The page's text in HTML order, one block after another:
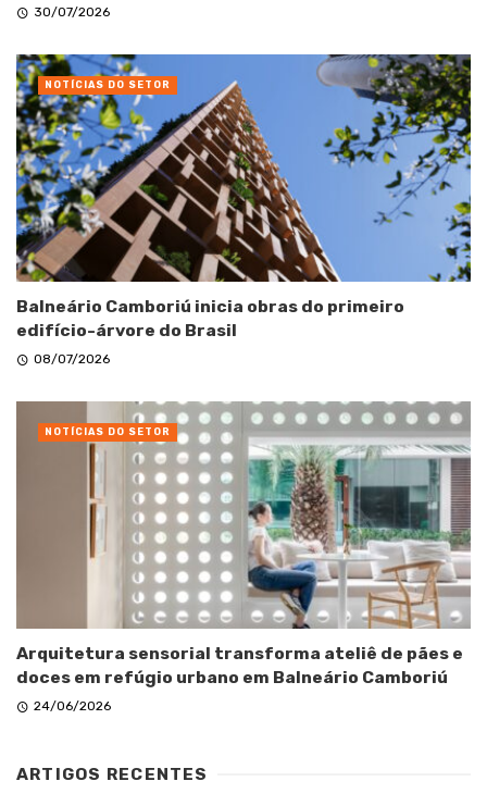
30/07/2026
Balneário Camboriú inicia obras do primeiro
edifício-árvore do Brasil
08/07/2026
NOTÍCIAS DO SETOR
Arquitetura sensorial transforma ateliê de pães e
doces em refúgio urbano em Balneário Camboriú
24/06/2026
NOTÍCIAS DO SETOR
ARTIGOS RECENTES